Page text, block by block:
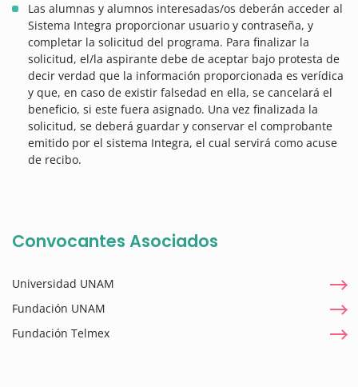
Las alumnas y alumnos interesadas/os deberán acceder al
Sistema Integra proporcionar usuario y contraseña, y
completar la solicitud del programa. Para finalizar la
solicitud, el/la aspirante debe de aceptar bajo protesta de
decir verdad que la información proporcionada es verídica
y que, en caso de existir falsedad en ella, se cancelará el
beneficio, si este fuera asignado. Una vez finalizada la
solicitud, se deberá guardar y conservar el comprobante
emitido por el sistema Integra, el cual servirá como acuse
de recibo.
Convocantes Asociados
Universidad UNAM
Fundación UNAM
Fundación Telmex